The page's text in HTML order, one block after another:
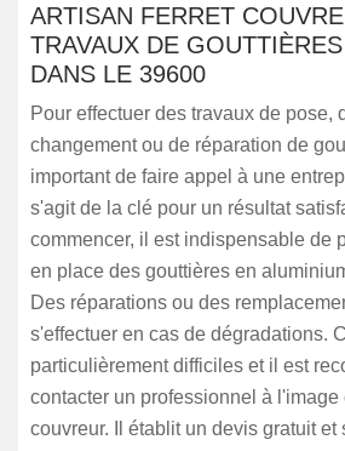
ARTISAN FERRET
TRAVAUX DE
DANS LE 39600
Pour effectuer des travaux de pose,
changement ou de réparation de
important de faire appel à une
s'agit de la clé pour un résultat
commencer, il est indispensable de
en place des gouttières en
Des réparations ou des
s'effectuer en cas de dégradations.
particulièrement difficiles et il est
contacter un professionnel à l'image
couvreur. Il établit un devis gratuit et